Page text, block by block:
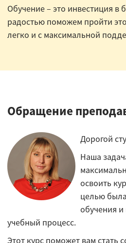
Обучение – это инвестиция в
радостью поможем пройти
легко и с максимальной
Обращение
Дорогой
Наша
освоить
целью
обучения и
учебный процесс.
Этот курс поможет вам стать